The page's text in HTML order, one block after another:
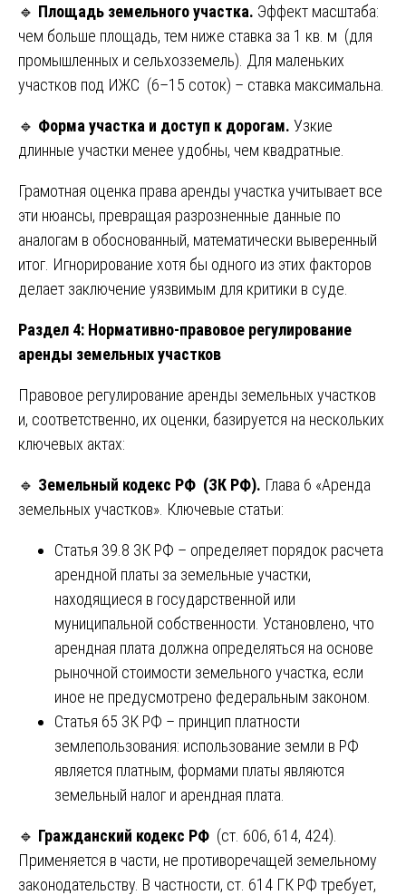
🔹 Площадь земельного участка. Эффект масштаба:
чем больше площадь, тем ниже ставка за 1 кв. м (для
промышленных и сельхозземель). Для маленьких
участков под ИЖС (6–15 соток) – ставка максимальна.
🔹 Форма участка и доступ к дорогам. Узкие
длинные участки менее удобны, чем квадратные.
Грамотная оценка права аренды участка учитывает все
эти нюансы, превращая разрозненные данные по
аналогам в обоснованный, математически выверенный
итог. Игнорирование хотя бы одного из этих факторов
делает заключение уязвимым для критики в суде.
Раздел 4: Нормативно-правовое регулирование
аренды земельных участков
Правовое регулирование аренды земельных участков
и, соответственно, их оценки, базируется на нескольких
ключевых актах:
🔹 Земельный кодекс РФ (ЗК РФ). Глава 6 «Аренда
земельных участков». Ключевые статьи:
Статья 39.8 ЗК РФ – определяет порядок расчета
арендной платы за земельные участки,
находящиеся в государственной или
муниципальной собственности. Установлено, что
арендная плата должна определяться на основе
рыночной стоимости земельного участка, если
иное не предусмотрено федеральным законом.
Статья 65 ЗК РФ – принцип платности
землепользования: использование земли в РФ
является платным, формами платы являются
земельный налог и арендная плата.
🔹 Гражданский кодекс РФ (ст. 606, 614, 424).
Применяется в части, не противоречащей земельному
законодательству. В частности, ст. 614 ГК РФ требует,